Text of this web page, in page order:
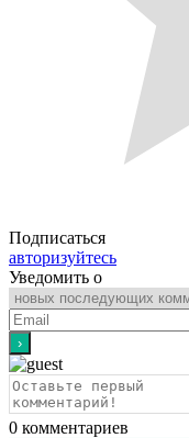
Подписаться
авторизуйтесь
Уведомить о
0 комментариев